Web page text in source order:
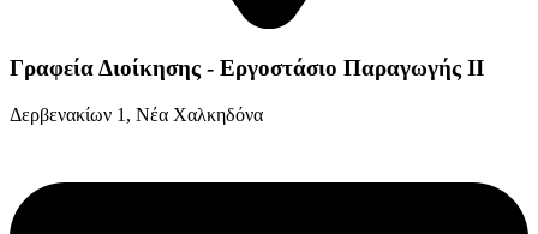
Γραφεία Διοίκησης - Εργοστάσιο Παραγωγής ΙΙ
Δερβενακίων 1, Νέα Χαλκηδόνα